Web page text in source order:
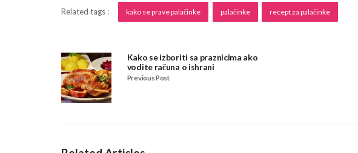
Related tags : kako se prave palačinke palačinke recept za palačinke
Kako se izboriti sa praznicima ako
vodite računa o ishrani
Previous Post